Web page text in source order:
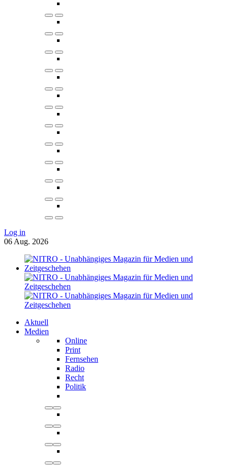
Log in
06 Aug. 2026
Aktuell
Medien
Online
Print
Fernsehen
Radio
Recht
Politik